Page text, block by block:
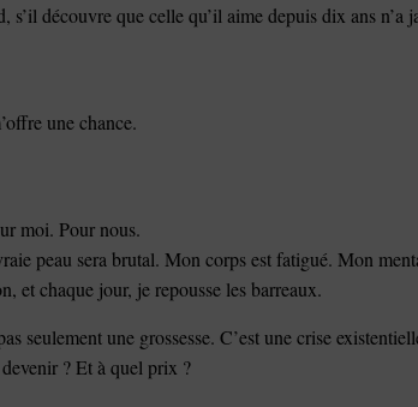
découvre que celle qu’il aime depuis dix ans n’a
une chance.
moi. Pour nous.
peau sera brutal. Mon corps est fatigué. Mon
et chaque jour, je repousse les barreaux.
seulement une grossesse. C’est une crise
? Et à quel prix ?